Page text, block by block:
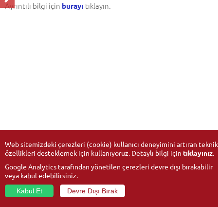
Ayrıntılı bilgi için burayı tıklayın.
Web sitemizdeki çerezleri (cookie) kullanıcı deneyimini artıran teknik
özellikleri desteklemek için kullanıyoruz. Detaylı bilgi için tıklayınız.
Google Analytics tarafından yönetilen çerezleri devre dışı bırakabilir
veya kabul edebilirsiniz.
Kabul Et
Devre Dışı Bırak
© 2026Anadolu Üniversitesi- Tüm hakları saklıdır.